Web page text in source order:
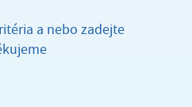
a nebo zadejte